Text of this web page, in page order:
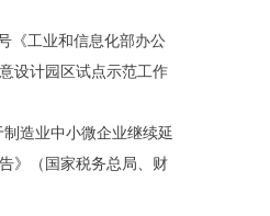
《工业和信息化部办公
设计园区试点示范工作
制造业中小微企业继续延
》（国家税务总局、财